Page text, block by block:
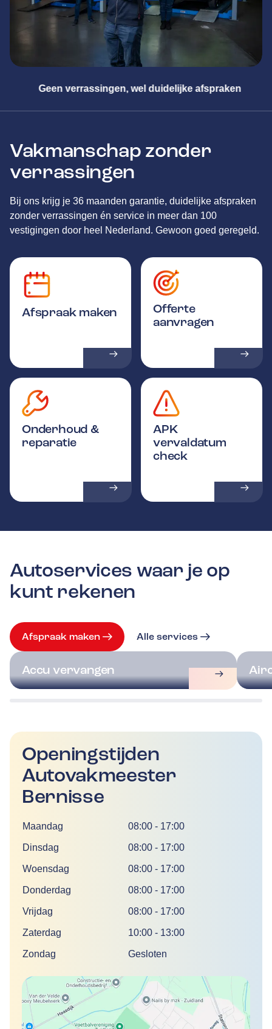
Geen verrassingen, wel duidelijke afspraken
Vakmanschap zonder
verrassingen
Bij ons krijg je 36 maanden garantie, duidelijke afspraken
zonder verrassingen én service in meer dan 100
vestigingen door heel Nederland. Gewoon goed geregeld.
Afspraak maken
Offerte
aanvragen
Onderhoud &
reparatie
APK
vervaldatum
check
Autoservices waar je op
kunt rekenen
Afspraak maken Alle services
Accu vervangen
Openingstijden
Autovakmeester
Bernisse
DagTijd
Maandag 08:00 - 17:00
Dinsdag 08:00 - 17:00
Woensdag 08:00 - 17:00
Donderdag 08:00 - 17:00
Vrijdag 08:00 - 17:00
Zaterdag 10:00 - 13:00
Zondag Gesloten